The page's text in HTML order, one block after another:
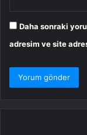
Daha sonraki
adresim ve site